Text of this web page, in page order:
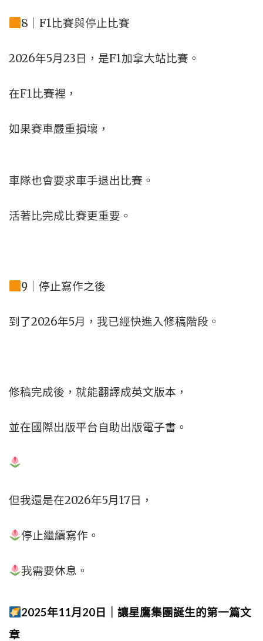
8｜F1比賽與停止比賽
2026年5月23日， 是F1加拿大站比賽。
在F1比賽裡，
如果賽車嚴重損壞，
車隊也會要求車手退出比賽。
活著比完成比賽更重要。
9｜停止寫作之後
到了2026年5月， 我已經快進入修稿階段。
修稿完成後， 就能翻譯成英文版本，
並在國際出版平台自助出版電子書。
但我還是在2026年5月17日，
停止繼續寫作。
我需要休息。
2025年11月20日｜讓星鷹集團誕生的第一篇文
章